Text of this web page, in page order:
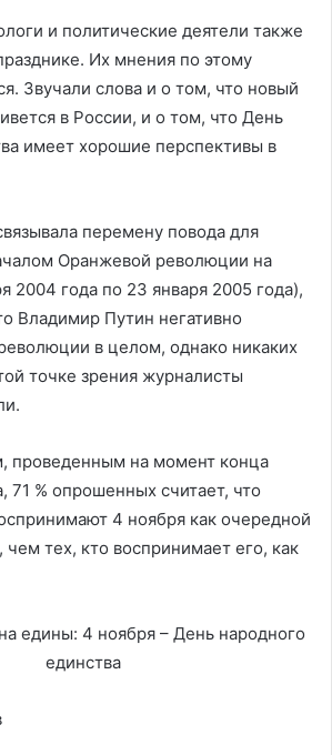
и политические деятели также
Их мнения по этому
Звучали слова и о том, что новый
в России, и о том, что День
имеет хорошие перспективы в
перемену повода для
Оранжевой революции на
2004 года по 23 января 2005 года),
Владимир Путин негативно
в целом, однако никаких
точке зрения журналисты
проведенным на момент конца
71 % опрошенных считает, что
4 ноября как очередной
тех, кто воспринимает его, как